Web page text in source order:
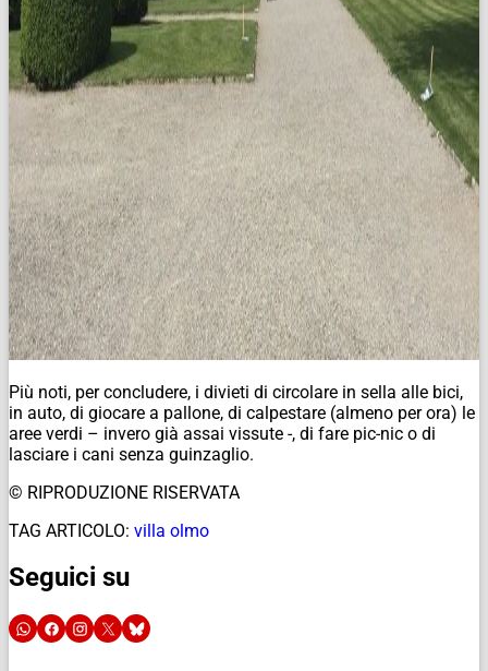
Più noti, per concludere, i divieti di circolare in sella alle bici,
in auto, di giocare a pallone, di calpestare (almeno per ora) le
aree verdi – invero già assai vissute -, di fare pic-nic o di
lasciare i cani senza guinzaglio.
© RIPRODUZIONE RISERVATA
TAG ARTICOLO: villa olmo
Seguici su